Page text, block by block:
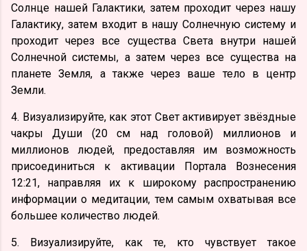
Солнце нашей Галактики, затем проходит через нашу
Галактику, затем входит в нашу Солнечную систему и
проходит через все существа Света внутри нашей
Солнечной системы, а затем через все существа на
планете Земля, а также через ваше тело в центр
Земли.
4. Визуализируйте, как этот Свет активирует звёздные
чакры Души (20 см над головой) миллионов и
миллионов людей, предоставляя им возможность
присоединиться к активации Портала Вознесения
12:21, направляя их к широкому распространению
информации о медитации, тем самым охватывая все
большее количество людей.
5. Визуализируйте, как те, кто чувствует такое